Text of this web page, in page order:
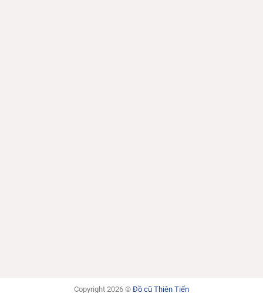
Copyright 2026 © Đồ cũ Thiên Tiến